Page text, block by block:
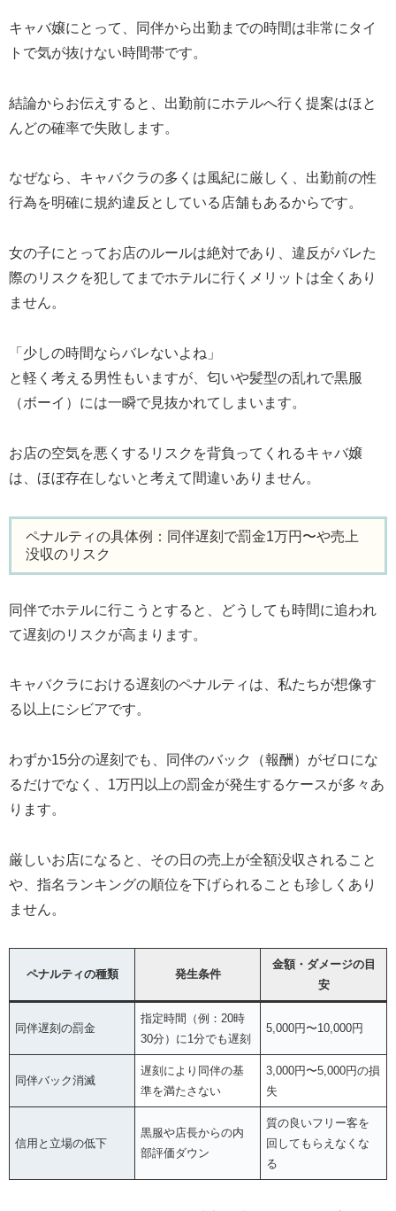
キャバ嬢にとって、同伴から出勤までの時間は非常にタイ
トで気が抜けない時間帯です。
結論からお伝えすると、出勤前にホテルへ行く提案はほと
んどの確率で失敗します。
なぜなら、キャバクラの多くは風紀に厳しく、出勤前の性
行為を明確に規約違反としている店舗もあるからです。
女の子にとってお店のルールは絶対であり、違反がバレた
際のリスクを犯してまでホテルに行くメリットは全くあり
ません。
「少しの時間ならバレないよね」
と軽く考える男性もいますが、匂いや髪型の乱れで黒服
（ボーイ）には一瞬で見抜かれてしまいます。
お店の空気を悪くするリスクを背負ってくれるキャバ嬢
は、ほぼ存在しないと考えて間違いありません。
ペナルティの具体例：同伴遅刻で罰金1万円〜や売上
没収のリスク
同伴でホテルに行こうとすると、どうしても時間に追われ
て遅刻のリスクが高まります。
キャバクラにおける遅刻のペナルティは、私たちが想像す
る以上にシビアです。
わずか15分の遅刻でも、同伴のバック（報酬）がゼロにな
るだけでなく、1万円以上の罰金が発生するケースが多々あ
ります。
厳しいお店になると、その日の売上が全額没収されること
や、指名ランキングの順位を下げられることも珍しくあり
ません。
ペナルティの種類 発生条件
金額・ダメージの目
安
同伴遅刻の罰金
指定時間（例：20時
30分）に1分でも遅刻
5,000円〜10,000円
同伴バック消滅
遅刻により同伴の基
準を満たさない
3,000円〜5,000円の損
失
信用と立場の低下
黒服や店長からの内
部評価ダウン
質の良いフリー客を
回してもらえなくな
る